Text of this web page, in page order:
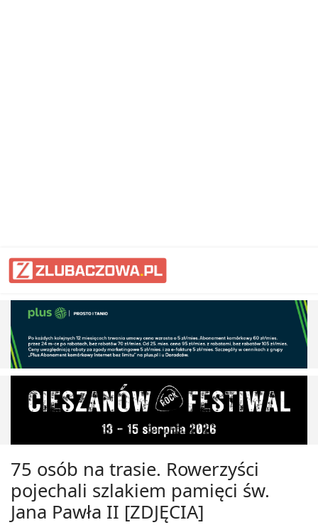
75 osób na trasie. Rowerzyści
pojechali szlakiem pamięci św.
Jana Pawła II [ZDJĘCIA]